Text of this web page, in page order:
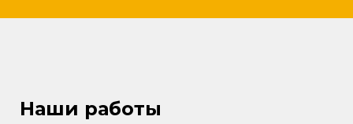
Наши работы